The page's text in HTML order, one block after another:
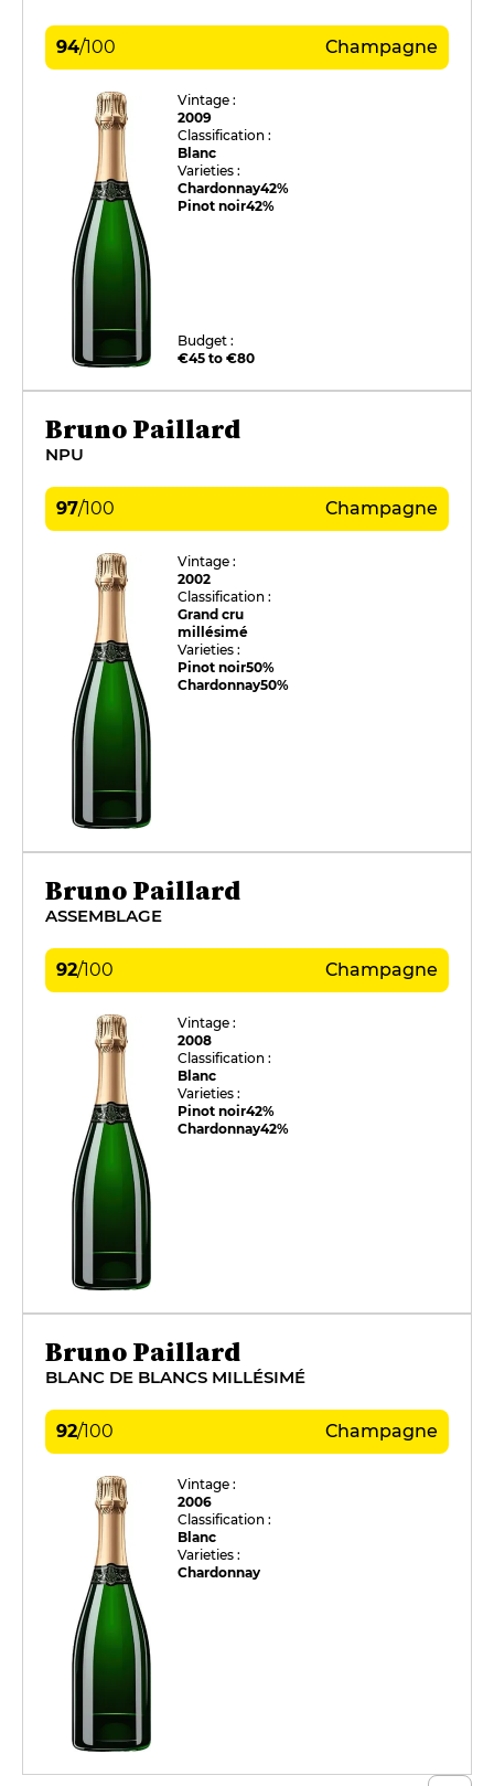
94/100 Champagne
Vintage :
2009
Classification :
Blanc
Varieties :
Chardonnay42%
Pinot noir42%
Budget :
€45 to €80
Bruno Paillard
NPU
97/100 Champagne
Vintage :
2002
Classification :
Grand cru
millésimé
Varieties :
Pinot noir50%
Chardonnay50%
Bruno Paillard
ASSEMBLAGE
92/100 Champagne
Vintage :
2008
Classification :
Blanc
Varieties :
Pinot noir42%
Chardonnay42%
Bruno Paillard
BLANC DE BLANCS MILLÉSIMÉ
92/100 Champagne
Vintage :
2006
Classification :
Blanc
Varieties :
Chardonnay